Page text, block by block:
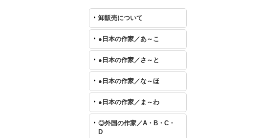
卸販売について
●日本の作家／あ～こ
●日本の作家／さ～と
●日本の作家／な～ほ
●日本の作家／ま～わ
◎外国の作家／A・B・C・
D